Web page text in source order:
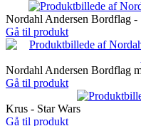
Nordahl Andersen Bordflag -
Gå til produkt
Nordahl Andersen Bordflag
Gå til produkt
Krus - Star Wars
Gå til produkt